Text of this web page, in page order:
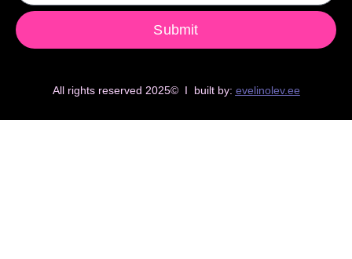
Submit
All rights reserved 2025© I built by: evelinolev.ee